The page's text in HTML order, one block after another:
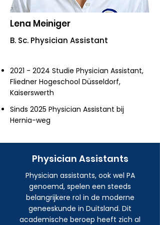
Lena Meiniger
B. Sc. Physician Assistant
2021 - 2024 Studie Physician Assistant,
Fliedner Hogeschool Düsseldorf,
Kaiserswerth
Sinds 2025 Physician Assistant bij
Hernia-weg
Physician Assistants
Physician assistants, ook wel PA
genoemd, spelen een steeds
belangrijkere rol in de moderne
geneeskunde in Duitsland. Dit
academische beroep heeft zich al